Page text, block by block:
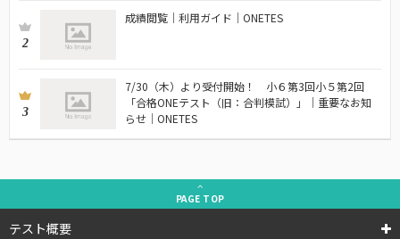
2
成績閲覧｜利用ガイド｜ONETES
3
7/30（木）より受付開始！ 小６第3回小５第2回
「合格ONEテスト（旧：合判模試）」｜重要なお知
らせ｜ONETES
PAGE TOP
テスト概要